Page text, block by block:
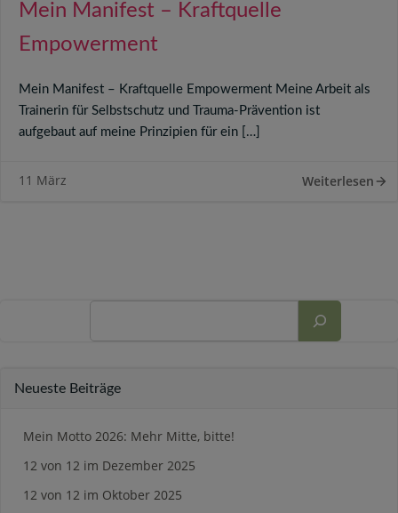
Mein Manifest – Kraftquelle
Empowerment
Mein Manifest – Kraftquelle Empowerment Meine Arbeit als
Trainerin für Selbstschutz und Trauma-Prävention ist
aufgebaut auf meine Prinzipien für ein […]
11 März Weiterlesen
Neueste Beiträge
Mein Motto 2026: Mehr Mitte, bitte!
12 von 12 im Dezember 2025
12 von 12 im Oktober 2025